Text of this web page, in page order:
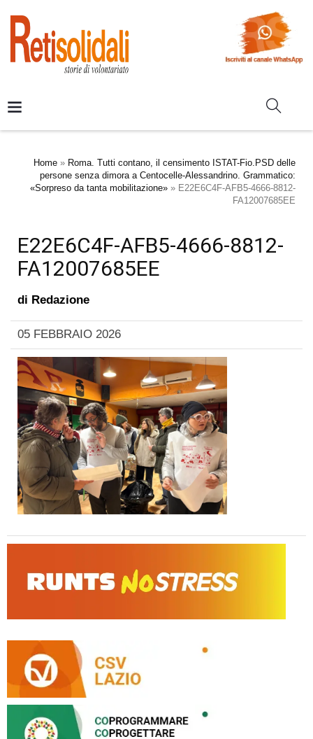
Home » Roma. Tutti contano, il censimento ISTAT-Fio.PSD delle
persone senza dimora a Centocelle-Alessandrino. Grammatico:
«Sorpreso da tanta mobilitazione» » E22E6C4F-AFB5-4666-8812-
FA12007685EE
E22E6C4F-AFB5-4666-8812-
FA12007685EE
di Redazione
05 FEBBRAIO 2026